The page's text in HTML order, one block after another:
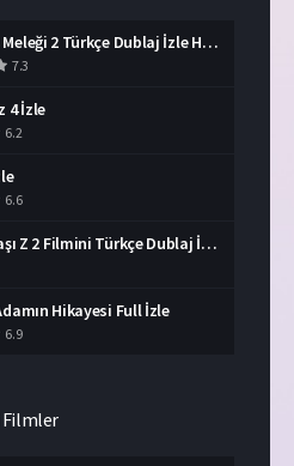
Alita Savaş Meleği 2 Türkçe Dublaj İzle HD Film
7.3
4 İzle
6.2
6.6
Dünya Savaşı Z 2 Filmini Türkçe Dublaj İzle
Hikayesi Full İzle
6.9
Filmler